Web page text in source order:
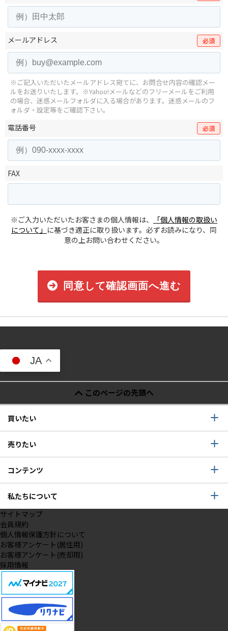
メールアドレス 必須
※ご記入いただいたメールアドレス宛てに、お問合せ内容の確認メー
ルをお送りいたします。 ※Yahoo!メールなどのフリーメールをご利用
の場合、迷惑メールフォルダに入る場合があります。 迷惑メールのフ
ォルダ・設定等をご確認下さい。
電話番号 必須
FAX
※ご入力いただいたお客さまの個人情報は、
「個人情報の取扱い
について」 に基づき適正に取り扱います。必ずお読みになり、同
意の上お問い合わせください。
同意して確認画面へ進む
JA
このページの先頭へ
買いたい
売りたい
コンテンツ
私たちについて
サイトマップ
会員規約
個人情報保護方針について
お客様アンケート(居住用)
お客様アンケート(売却用)
採用情報